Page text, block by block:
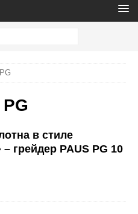
в стиле
грейдер PAUS PG 10